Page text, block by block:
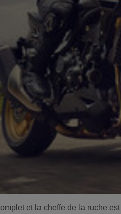
et la cheffe de la ruche est